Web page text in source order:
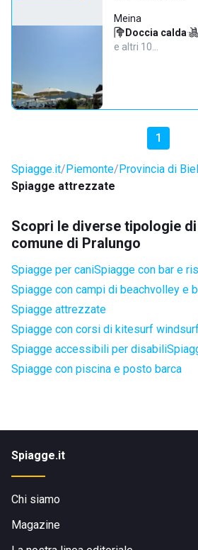
Meina
Doccia calda·
e altri 10…
1
Spiagge.it Piemonte Provincia di
Spiagge attrezzate
Scopri le diverse tipologie
comune di Pralungo
Spiagge per caniSpiagge con bar e
Spiagge con campi di beachvolley e
Spiagge attrezzate
Spiagge con corsi di kitesurf
Spiagge accessibili per disabili
Spiagge con piscina e posto barca
Spiagge.it
Chi siamo
Magazine